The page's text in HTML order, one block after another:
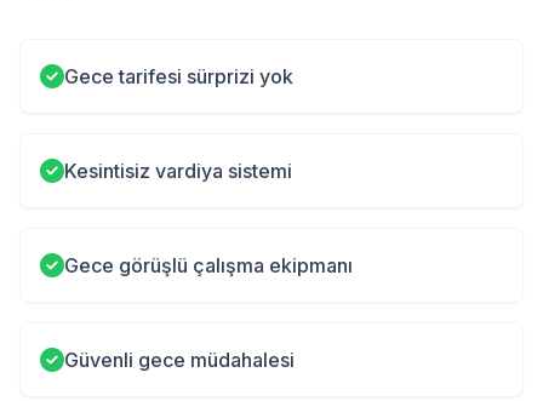
Gece tarifesi sürprizi yok
Kesintisiz vardiya sistemi
Gece görüşlü çalışma ekipmanı
Güvenli gece müdahalesi